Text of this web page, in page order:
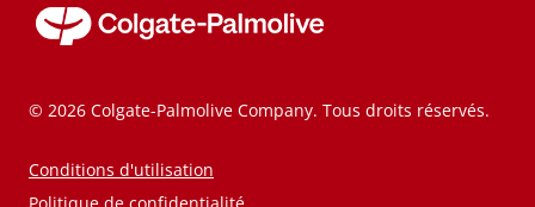
© 2026 Colgate-Palmolive Company. Tous droits réservés.
Conditions d'utilisation